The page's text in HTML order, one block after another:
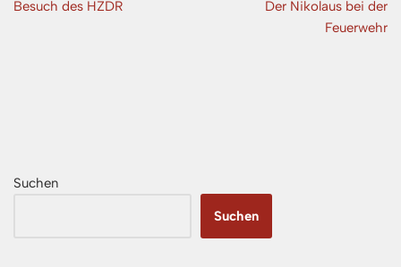
Besuch des HZDR
Der Nikolaus bei der
Feuerwehr
Suchen
Suchen